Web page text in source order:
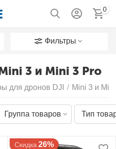
0
Фильтры
3 и Mini 3 Pro
для дронов DJI / Mini 3 и
Группа товаров Тип
Скидка 26%